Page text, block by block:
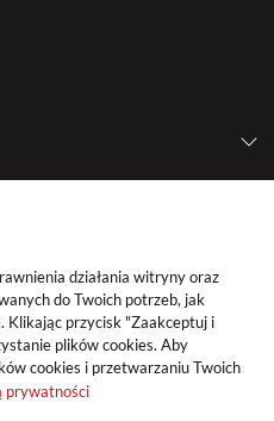
działania witryny oraz
do Twoich potrzeb, jak
Klikając przycisk "Zaakceptuj i
plików cookies. Aby
cookies i przetwarzaniu Twoich
prywatności